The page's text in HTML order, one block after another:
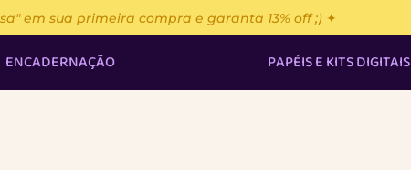
em sua primeira compra e garanta 13% off ;) ✦
ENCADERNAÇÃO PAPÉIS E KITS DIGITAIS